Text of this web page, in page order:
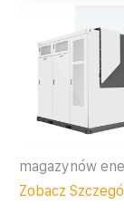
magazynów
Zobacz